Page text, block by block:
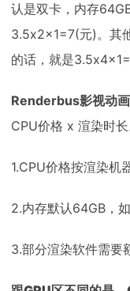
认是双卡，内存
3.5x2x1=7(元)。其
的话，就是
Renderbus影视动
CPU价格 x 渲染时长
1.CPU价格按渲染机
2.内存默认64GB，
3.部分渲染软件需要